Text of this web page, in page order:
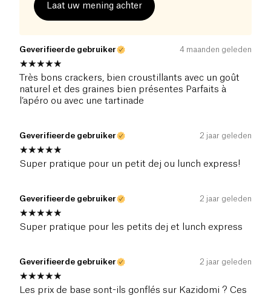
Laat uw mening achter
Geverifieerde gebruiker 4 maanden geleden
Très bons crackers, bien croustillants avec un goût
naturel et des graines bien présentes Parfaits à
l’apéro ou avec une tartinade
Geverifieerde gebruiker 2 jaar geleden
Super pratique pour un petit dej ou lunch express!
Geverifieerde gebruiker 2 jaar geleden
Super pratique pour les petits dej et lunch express
Geverifieerde gebruiker 2 jaar geleden
Les prix de base sont-ils gonflés sur Kazidomi ? Ces